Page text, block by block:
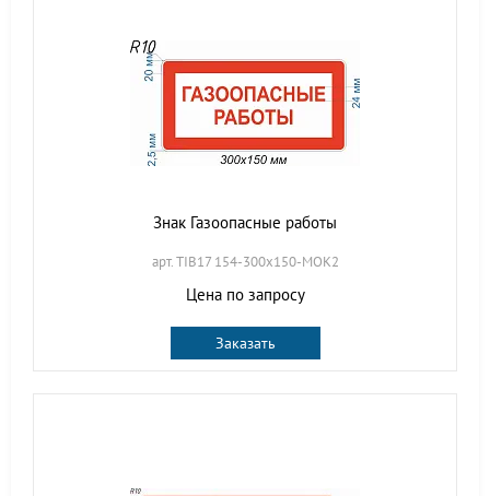
Знак Газоопасные работы
арт. TIB17 154-300х150-МОК2
Цена по запросу
Заказать